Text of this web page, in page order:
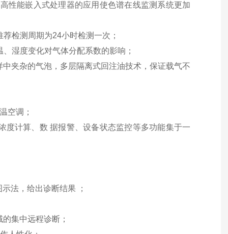
性能嵌入式处理器的应用使色谱在线监测系统更加
检测周期为24小时检测一次；
湿度变化对气体分配系数的影响；
夹杂的气泡，多层隔离式回注油技术，保证载气不
空调；
计算、数 据报警、设备状态监控等多功能集于一
法，给出诊断结果 ；
集中远程诊断；